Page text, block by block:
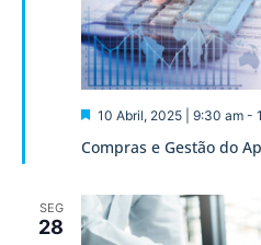
Compras e Gestão do
Destaque
10 Abril, 2025 | 9:30 am-
SEG
28